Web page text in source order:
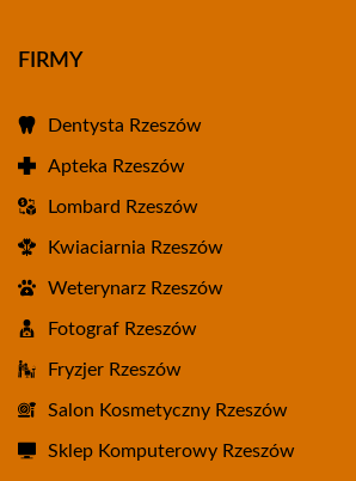
FIRMY
Dentysta Rzeszów
Apteka Rzeszów
Lombard Rzeszów
Kwiaciarnia Rzeszów
Weterynarz Rzeszów
Fotograf Rzeszów
Fryzjer Rzeszów
Salon Kosmetyczny Rzeszów
Sklep Komputerowy Rzeszów